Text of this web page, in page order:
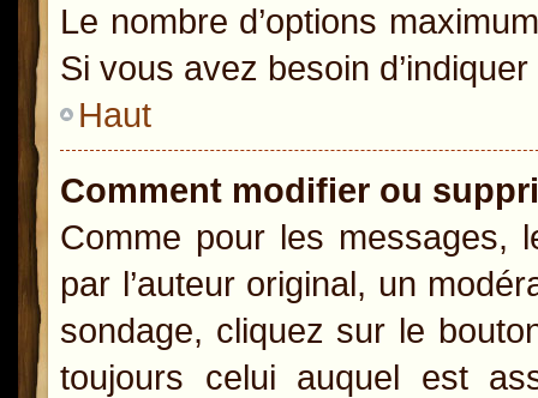
Le nombre d’options
Si vous avez besoin
Haut
Comment modifier ou
Comme pour les messages,
par l’auteur original, un
sondage, cliquez sur le
toujours celui auquel est